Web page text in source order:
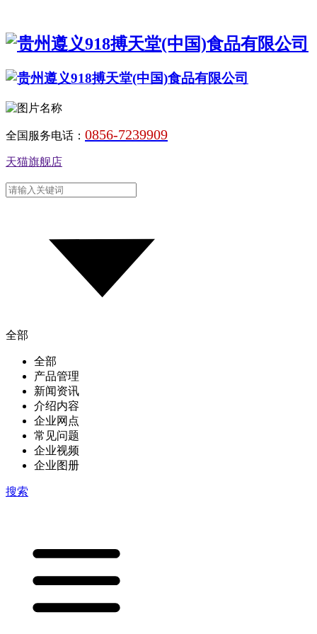
全国服务电话： 0856-7239909
天猫旗舰店
全部
全部
产品管理
新闻资讯
介绍内容
企业网点
常见问题
企业视频
企业图册
搜索